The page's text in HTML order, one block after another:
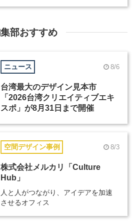
部おすすめ
ニュース 8/6
台湾最大のデザイン見本市
「2026台湾クリエイティブエキ
スポ」が8月31日まで開催
空間デザイン事例 8/3
株式会社メルカリ「Culture
Hub」
人と人がつながり、アイデアを加速
させるオフィス